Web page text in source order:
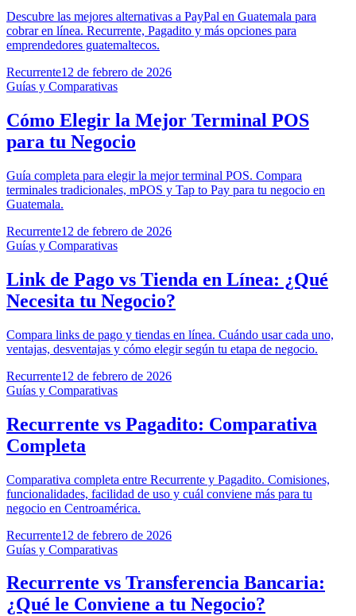
Descubre las mejores alternativas a PayPal en Guatemala para
cobrar en línea. Recurrente, Pagadito y más opciones para
emprendedores guatemaltecos.
Recurrente12 de febrero de 2026
Guías y Comparativas
Cómo Elegir la Mejor Terminal POS
para tu Negocio
Guía completa para elegir la mejor terminal POS. Compara
terminales tradicionales, mPOS y Tap to Pay para tu negocio en
Guatemala.
Recurrente12 de febrero de 2026
Guías y Comparativas
Link de Pago vs Tienda en Línea: ¿Qué
Necesita tu Negocio?
Compara links de pago y tiendas en línea. Cuándo usar cada uno,
ventajas, desventajas y cómo elegir según tu etapa de negocio.
Recurrente12 de febrero de 2026
Guías y Comparativas
Recurrente vs Pagadito: Comparativa
Completa
Comparativa completa entre Recurrente y Pagadito. Comisiones,
funcionalidades, facilidad de uso y cuál conviene más para tu
negocio en Centroamérica.
Recurrente12 de febrero de 2026
Guías y Comparativas
Recurrente vs Transferencia Bancaria:
¿Qué le Conviene a tu Negocio?